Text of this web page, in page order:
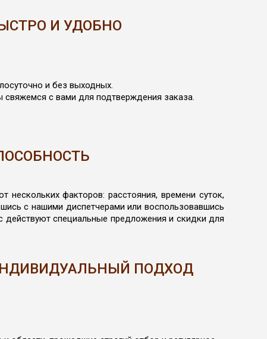
И УДОБНО
и без выходных.
с вами для подтверждения заказа.
факторов: расстояния, времени суток,
с нашими диспетчерами или воспользовавшись
действуют специальные предложения и скидки для
ПОДХОД